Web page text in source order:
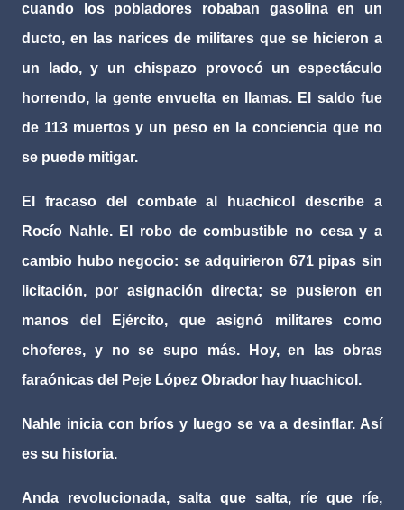
cuando los pobladores robaban gasolina en un
ducto, en las narices de militares que se hicieron a
un lado, y un chispazo provocó un espectáculo
horrendo, la gente envuelta en llamas. El saldo fue
de 113 muertos y un peso en la conciencia que no
se puede mitigar.
El fracaso del combate al huachicol describe a
Rocío Nahle. El robo de combustible no cesa y a
cambio hubo negocio: se adquirieron 671 pipas sin
licitación, por asignación directa; se pusieron en
manos del Ejército, que asignó militares como
choferes, y no se supo más. Hoy, en las obras
faraónicas del Peje López Obrador hay huachicol.
Nahle inicia con bríos y luego se va a desinflar. Así
es su historia.
Anda revolucionada, salta que salta, ríe que ríe,